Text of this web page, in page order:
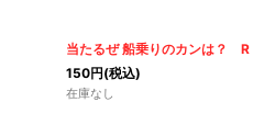
当たるぜ 船乗りのカンは？ R
150円(税込)
在庫なし